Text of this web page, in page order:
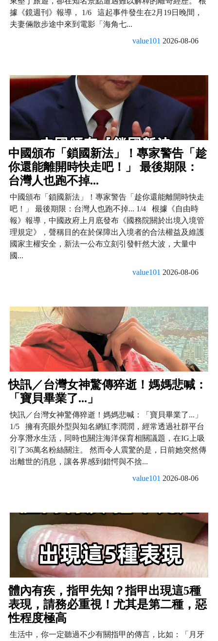
據《鏡週刊》報導， 1/6 這起事件發生在2月19日晚間，
夫妻倆散步途中來到電影「海角七...
value101 2026-08-06
中國頒布「鎖國新法」！專家警告「趁
你還能離開時快走吧！」 最後期限：
台灣人也跑不掉...
中國頒布「鎖國新法」！專家警告「趁你還能離開時快走
吧！」 最後期限：台灣人也跑不掉... 1/4 根據《自由時
報》報導，中國政府上月底發布《國務院關於出境入境管
理規定》，聲稱目的在於保障出入境者的合法權益及維護
國家主權安全，新法一公布立刻引發軒然大波，大量中
國...
value101 2026-08-06
快訊／台灣女神驚傳猝逝！媽媽悲喊：
「寶貝畢業了...」
快訊／台灣女神驚傳猝逝！媽媽悲喊：「寶貝畢業了...」
1/5 擁有亮眼外型與知名網紅李潤潤，經常透過社群平台
分享潛水生活，同時也關注海洋保育相關議題，在IG上吸
引了36萬名粉絲關注。 然而令人震驚的是，日前她突然傳
出離世的消息，讓各界感到錯愕與不捨...
value101 2026-08-06
體內有疾，指甲先知？指甲出現這5種
表現，請務必重視！尤其是第二種，惡
性程度極高
生活中，你一定聽過不少有關指甲的傳言，比如：「月牙